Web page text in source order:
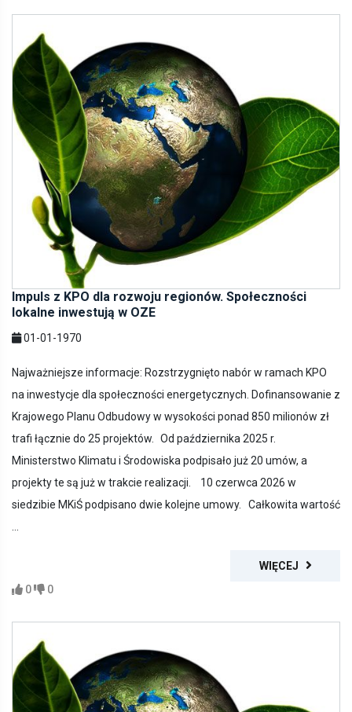
Impuls z KPO dla rozwoju regionów. Społeczności
lokalne inwestują w OZE
01-01-1970
Najważniejsze informacje: Rozstrzygnięto nabór w ramach KPO
na inwestycje dla społeczności energetycznych. Dofinansowanie z
Krajowego Planu Odbudowy w wysokości ponad 850 milionów zł
trafi łącznie do 25 projektów. Od października 2025 r.
Ministerstwo Klimatu i Środowiska podpisało już 20 umów, a
projekty te są już w trakcie realizacji. 10 czerwca 2026 w
siedzibie MKiŚ podpisano dwie kolejne umowy. Całkowita wartość
WIĘCEJ
0
0